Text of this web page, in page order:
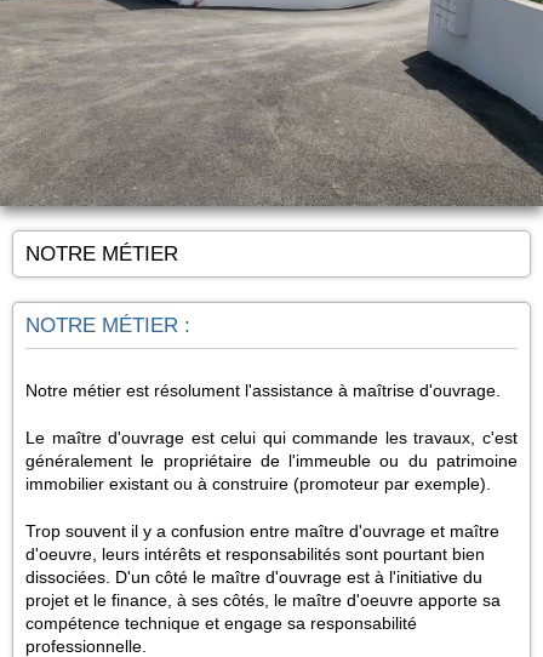
NOTRE MÉTIER
NOTRE MÉTIER :
Notre métier est résolument l'assistance à maîtrise d'ouvrage.
Le maître d'ouvrage est celui qui commande les travaux, c'est
généralement le propriétaire de l'immeuble ou du patrimoine
immobilier existant ou à construire (promoteur par exemple).
Trop souvent il y a confusion entre maître d'ouvrage et maître
d'oeuvre, leurs intérêts et responsabilités sont pourtant bien
dissociées. D'un côté le maître d'ouvrage est à l'initiative du
projet et le finance, à ses côtés, le maître d'oeuvre apporte sa
compétence technique et engage sa responsabilité
professionnelle.